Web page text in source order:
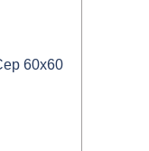
60x60